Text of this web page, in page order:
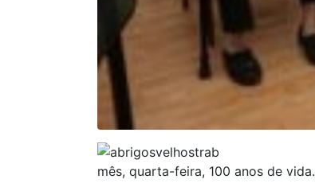
mês, quarta-feira, 100 anos de vida.